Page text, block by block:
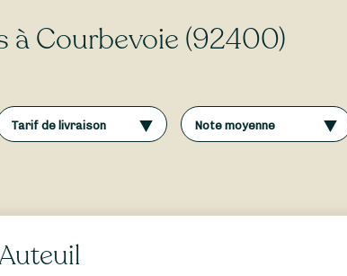
à Courbevoie (92400)
Tarif de livraison Note moyenne